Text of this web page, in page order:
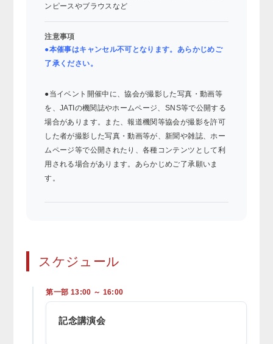
ンピースやブラウスなど
注意事項
●本催事はキャンセル不可となります。あらかじめご
了承ください。
●当イベント開催中に、協会が撮影した写真・動画等
を、JATIの機関誌やホームページ、SNS等で公開する
場合があります。また、報道機関等協会が撮影を許可
した者が撮影した写真・動画等が、新聞や雑誌、ホー
ムページ等で公開されたり、各種コンテンツとして利
用される場合があります。あらかじめご了承願いま
す。
スケジュール
第一部 13:00 ～ 16:00
記念講演会